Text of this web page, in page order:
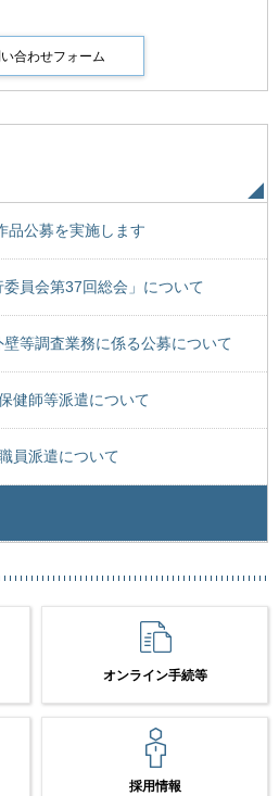
品公募を実施します
委員会第37回総会」について
等調査業務に係る公募について
健師等派遣について
員派遣について
オンライン手続等
採用情報